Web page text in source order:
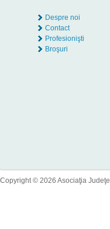
Despre noi
Contact
Profesionişti
Broşuri
Copyright © 2026 Asociaţia